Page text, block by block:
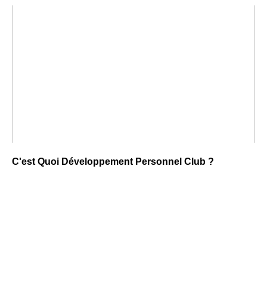
C'est Quoi Développement Personnel Club ?